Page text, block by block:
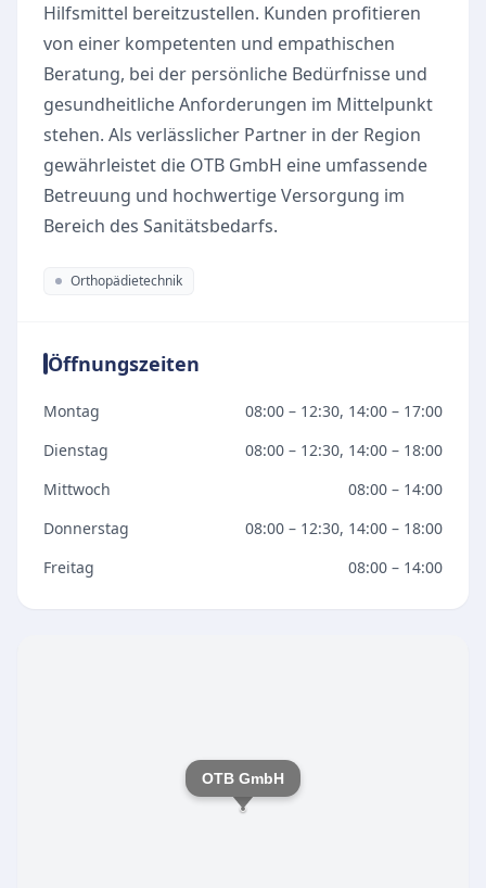
Hilfsmittel bereitzustellen. Kunden profitieren
von einer kompetenten und empathischen
Beratung, bei der persönliche Bedürfnisse und
gesundheitliche Anforderungen im Mittelpunkt
stehen. Als verlässlicher Partner in der Region
gewährleistet die OTB GmbH eine umfassende
Betreuung und hochwertige Versorgung im
Bereich des Sanitätsbedarfs.
Orthopädietechnik
Öffnungszeiten
Montag
08:00 – 12:30, 14:00 – 17:00
Dienstag
08:00 – 12:30, 14:00 – 18:00
Mittwoch
08:00 – 14:00
Donnerstag
08:00 – 12:30, 14:00 – 18:00
Freitag
08:00 – 14:00
OTB GmbH